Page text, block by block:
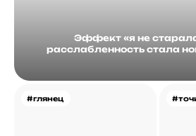
Эффект «я не
расслабленность стала
#глянец